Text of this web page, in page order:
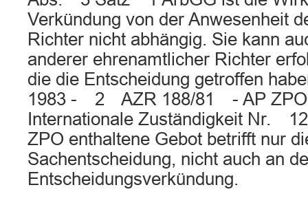
Verkündung von der Anwesenheit
Richter nicht abhängig. Sie kann
anderer ehrenamtlicher Richter
die die Entscheidung getroffen
1983 - 2 AZR 188/81 - AP
Internationale Zuständigkeit Nr.
ZPO enthaltene Gebot betrifft nur
Sachentscheidung, nicht auch an
Entscheidungsverkündung.